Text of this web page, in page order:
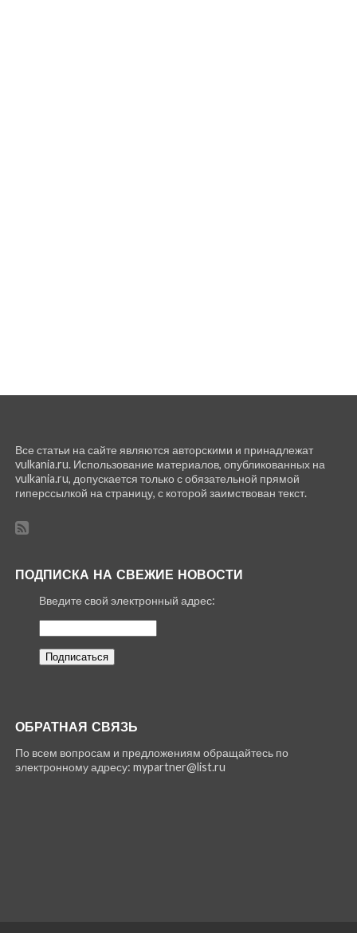
Все статьи на сайте являются авторскими и принадлежат
vulkania.ru. Использование материалов, опубликованных на
vulkania.ru, допускается только с обязательной прямой
гиперссылкой на страницу, с которой заимствован текст.
ПОДПИСКА НА СВЕЖИЕ НОВОСТИ
Введите свой электронный адрес:
ОБРАТНАЯ СВЯЗЬ
По всем вопросам и предложениям обращайтесь по
электронному адресу: mypartner@list.ru